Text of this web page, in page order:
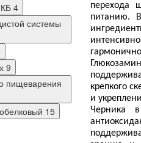
4
системы
9
пищеварения
15
перехода
питанию.
крепкого
и
Черника